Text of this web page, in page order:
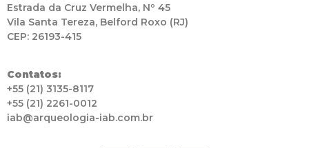
Estrada da Cruz Vermelha, Nº 45
Vila Santa Tereza, Belford Roxo (RJ)
CEP: 26193-415
Contatos:
+55 (21) 3135-8117
+55 (21) 2261-0012
iab@arqueologia-iab.com.br